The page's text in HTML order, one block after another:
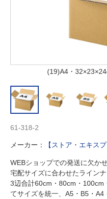
(19)A4・
61-318-2
メーカー： 【ストア・エキス
WEBショップでの発送に欠か
宅配サイズに合わせたライン
3辺合計60cm・80cm・100cm
てサイズを統一、A5・B5・